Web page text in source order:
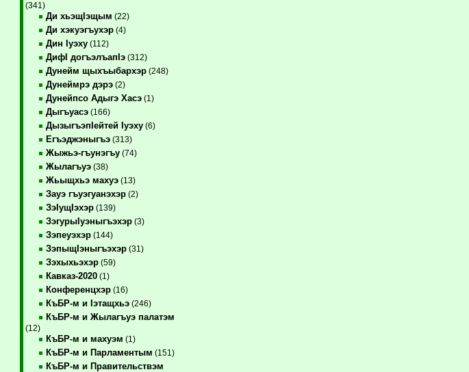
(341)
Ди хьэщIэщым (22)
Ди хэкуэгъухэр(4)
Дин Iуэху(112)
ДифI догъэлъапIэ(312)
Дунейм щыхъыбархэр(248)
Дунеймрэ дэрэ(2)
Дунейпсо Адыгэ Хасэ(1)
Дыгъуасэ(166)
ДызыгъэпIейтей Iуэху(6)
Егъэджэныгъэ(313)
Жыжьэ-гъунэгъу(74)
Жылагъуэ(38)
Жьыщхьэ махуэ(13)
Зауэ гъуэгуанэхэр(2)
ЗэIущIэхэр(139)
ЗэгурыIуэныгъэхэр(3)
Зэпеуэхэр(144)
ЗэпыщIэныгъэхэр(31)
Зэхыхьэхэр(59)
Кавказ-2020(1)
Конференцхэр(16)
КъБР-м и Iэтащхьэ(246)
КъБР-м и Жылагъуэ палатэм
(12)
КъБР-м и махуэм (1)
КъБР-м и Парламентым (151)
КъБР-м и Правительствэм